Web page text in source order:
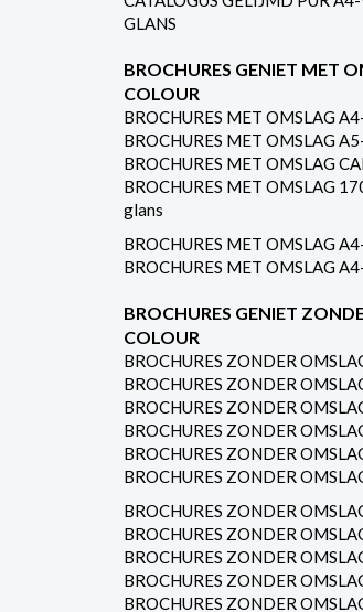
GLANS
BROCHURES GENIET MET
COLOUR
BROCHURES MET OMSLAG
BROCHURES MET OMSLAG
BROCHURES MET OMSLAG
BROCHURES MET OMSLAG
glans
BROCHURES MET OMSLAG
BROCHURES MET OMSLAG
BROCHURES GENIET
COLOUR
BROCHURES ZONDER
BROCHURES ZONDER
BROCHURES ZONDER
BROCHURES ZONDER
BROCHURES ZONDER
BROCHURES ZONDER
BROCHURES ZONDER
BROCHURES ZONDER
BROCHURES ZONDER
BROCHURES ZONDER
BROCHURES ZONDER